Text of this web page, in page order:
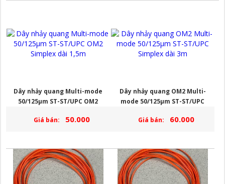
Dây nhảy quang Multi-mode
50/125µm ST-ST/UPC OM2
Giá bán:
50.000
Dây nhảy quang OM2 Multi-
mode 50/125µm ST-ST/UPC
Giá bán:
60.000